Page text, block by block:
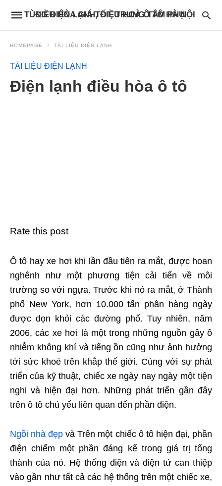
ĐIỀU HÒA GIÁ TỐT, TRUNG TÂM PHỤ TÙNG ĐIỆN LẠNH, ĐIỀU HOÀ Ô TÔ HÀ NỘI
HOMEPAGE TÀI LIỆU ĐIỆN LẠNH
TÀI LIỆU ĐIỆN LẠNH
Điện lạnh điều hòa ô tô
Rate this post
Ô tô hay xe hơi khi lần đầu tiên ra mắt, được hoan
nghênh như một phương tiện cải tiến về môi
trường so với ngựa. Trước khi nó ra mắt, ở Thành
phố New York, hơn 10.000 tấn phân hàng ngày
được dọn khỏi các đường phố. Tuy nhiên, năm
2006, các xe hơi là một trong những nguồn gây ô
nhiễm không khí và tiếng ồn cũng như ảnh hưởng
tới sức khoẻ trên khắp thế giới. Cùng với sự phát
triển của kỹ thuật, chiếc xe ngày nay ngày một tiện
nghi và hiện đại hơn. Những phát triển gần đây
trên ô tô chủ yếu liên quan đến phần điện.
Ngồi nhà đẹp và Trên một chiếc ô tô hiện đại, phần
điện chiếm một phần đáng kể trong giá trị tổng
thành của nó. Hệ thống điện và điện tử can thiệp
vào gần như tất cả các hệ thống trên một chiếc xe,